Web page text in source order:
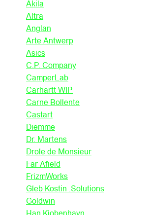
Akila
Altra
Anglan
Arte Antwerp
Asics
C.P. Company
CamperLab
Carhartt WIP
Carne Bollente
Castart
Diemme
Dr. Martens
Drole de Monsieur
Far Afield
FrizmWorks
Gleb Kostin .Solutions
Goldwin